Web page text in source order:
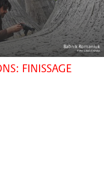
Babnik Romaniuk
Foto:László Juhász
FINISSAGE